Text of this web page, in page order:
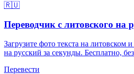
🇷🇺
Переводчик с литовского на
Загрузите фото текста на литовском
на русский за секунды. Бесплатно,
Перевести